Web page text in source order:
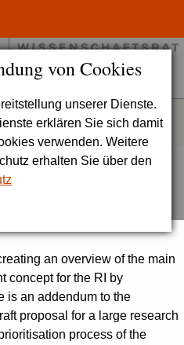
von Cookies
unserer Dienste.
erklären Sie sich damit
verwenden. Weitere
erhalten Sie über den
analysis and
an overview of the main
concept for the RI by
is an addendum to the
proposal for a large research
process of the